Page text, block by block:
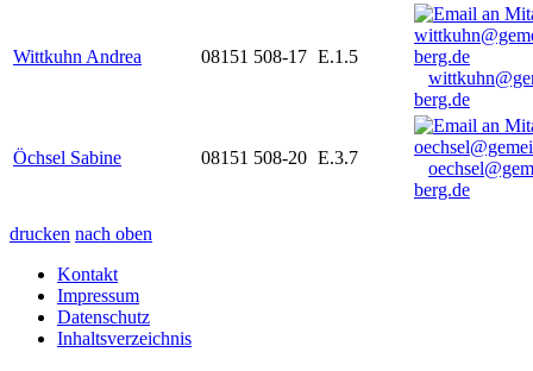
Wittkuhn Andrea 08151 508-17 E.1.5
berg.de
Öchsel Sabine 08151 508-20 E.3.7
berg.de
drucken nach oben
Kontakt
Impressum
Datenschutz
Inhaltsverzeichnis